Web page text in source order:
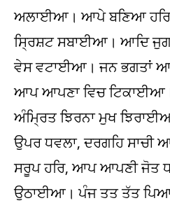
ਅਲਾਈਆ। ਆਪੇ ਬਣਿਆ ਹਰਿ
ਸ੍ਰਿਸ਼ਟ ਸਬਾਈਆ। ਆਦਿ
ਵੇਸ ਵਟਾਈਆ। ਜਨ ਭਗਤਾਂ
ਆਪ ਆਪਣਾ ਵਿਚ
ਅੰਮ੍ਰਿਤ ਝਿਰਨਾ ਮੁਖ
ਉਪਰ ਧਵਲਾ, ਦਰਗਹਿ
ਸਰੂਪ ਹਰਿ, ਆਪ ਆਪਣੀ ਜੋਤ
ਉਠਾਈਆ। ਪੰਜ ਤਤ ਤੱਤ